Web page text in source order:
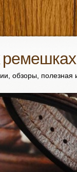
ремешках
обзоры,